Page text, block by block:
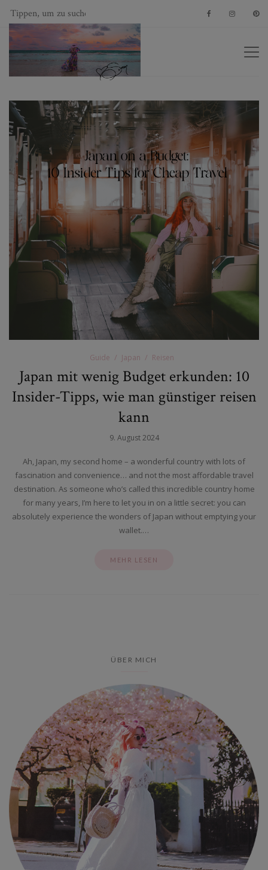
Guide Japan Reisen
Japan mit wenig Budget erkunden: 10
Insider-Tipps, wie man günstiger reisen
kann
9. August 2024
Ah, Japan, my second home – a wonderful country with lots of
fascination and convenience… and not the most affordable travel
destination. As someone who’s called this incredible country home
for many years, I’m here to let you in on a little secret: you can
absolutely experience the wonders of Japan without emptying your
wallet.…
MEHR LESEN
ÜBER MICH